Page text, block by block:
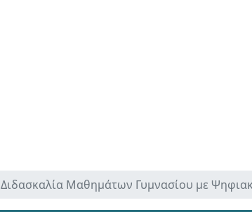
Διδασκαλία Μαθημάτων Γυμνασίου με